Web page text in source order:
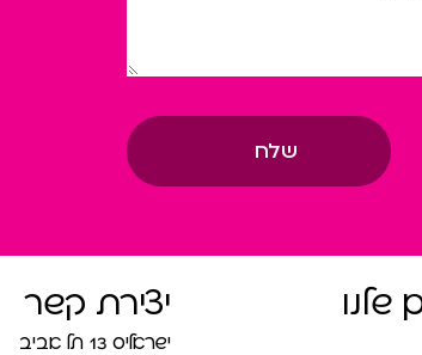
שלח
שלנו יצירת קשר
ישראליס 13 תל אביב